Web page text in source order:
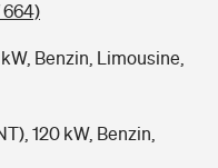
Benzin, Limousine,
120 kW, Benzin,